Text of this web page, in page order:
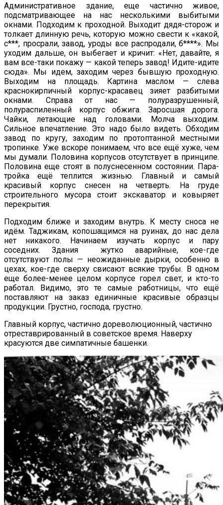
Административное здание, еще частично живое,
подсматривающее на нас несколькими выбитыми
окнами. Подходим к проходной. Выходит дядя-сторож и
толкает длинную речь, которую можно свести к «какой,
с***, просрали, завод, уроды все распродали, б****». Мы
уходим дальше, он выбегает и кричит: «Нет, давайте, я
вам все-таки покажу — какой теперь завод! Идите-идите
сюда». Мы идем, заходим через бывшую проходную.
Выходим на площадь. Картина маслом — слева
краснокирпичный корпус-красавец зияет разбитыми
окнами. Справа от нас — полуразрушенный,
полураспиленный корпус обжига. Заросшая дорога.
Чайки, летающие над головами. Молча выходим.
Сильное впечатление. Это надо было видеть. Обходим
завод по кругу, заходим по протоптанной местными
тропинке. Уже вскоре понимаем, что все ещё хуже, чем
мы думали. Половина корпусов отсутствует в принципе.
Половина еще стоят в полуснесенном состоянии. Пара-
тройка ещё теплится жизнью. Главный и самый
красивый корпус снесен на четверть. На груде
строительного мусора стоит экскаватор и ковыряет
перекрытия.
Подходим ближе и заходим внутрь. К месту сноса не
идём. Таджикам, копошащимся на руинах, до нас дела
нет никакого. Начинаем изучать корпус и пару
соседних. Здания жутко аварийные, кое-где
отсутствуют полы — неожиданные дырки, особенно в
цехах, кое-где сверху свисают всякие трубы. В одном
еще более-менее целом корпусе горел свет, и кто-то
работал. Видимо, это те самые работницы, что ещё
поставляют на заказ единичные красивые образцы
продукции. Грустно, господа, грустно.
Главный корпус, частично дореволюционный, частично
отреставрированный в советское время. Наверху
красуются две симпатичные башенки.